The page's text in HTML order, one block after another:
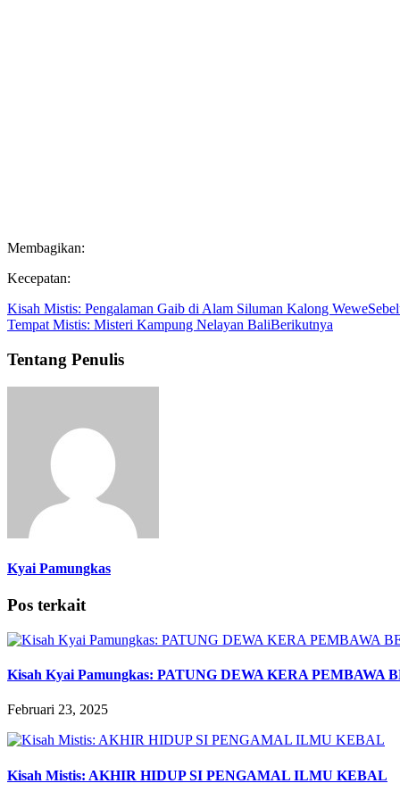
Membagikan:
Kecepatan:
Kisah Mistis: Pengalaman Gaib di Alam Siluman Kalong Wewe
Tempat Mistis: Misteri Kampung Nelayan BaliBerikutnya
Tentang Penulis
Kyai Pamungkas
Pos terkait
Kisah Kyai Pamungkas: PATUNG DEWA KERA PEMBAWA
Februari 23, 2025
Kisah Mistis: AKHIR HIDUP SI PENGAMAL ILMU KEBAL